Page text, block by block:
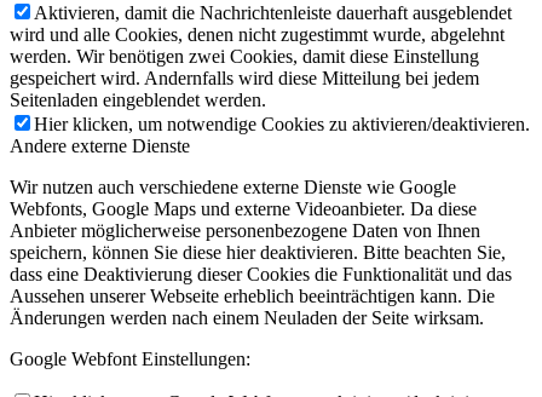
Aktivieren, damit die Nachrichtenleiste dauerhaft ausgeblendet
wird und alle Cookies, denen nicht zugestimmt wurde, abgelehnt
werden. Wir benötigen zwei Cookies, damit diese Einstellung
gespeichert wird. Andernfalls wird diese Mitteilung bei jedem
Seitenladen eingeblendet werden.
Hier klicken, um notwendige Cookies zu aktivieren/deaktivieren.
Andere externe Dienste
Wir nutzen auch verschiedene externe Dienste wie Google
Webfonts, Google Maps und externe Videoanbieter. Da diese
Anbieter möglicherweise personenbezogene Daten von Ihnen
speichern, können Sie diese hier deaktivieren. Bitte beachten Sie,
dass eine Deaktivierung dieser Cookies die Funktionalität und das
Aussehen unserer Webseite erheblich beeinträchtigen kann. Die
Änderungen werden nach einem Neuladen der Seite wirksam.
Google Webfont Einstellungen: